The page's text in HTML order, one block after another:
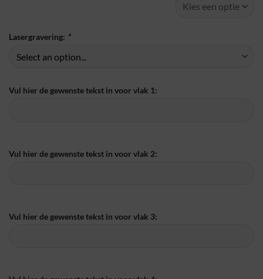
Lasergravering: *
Vul hier de gewenste tekst in voor vlak 1:
Vul hier de gewenste tekst in voor vlak 2:
Vul hier de gewenste tekst in voor vlak 3: